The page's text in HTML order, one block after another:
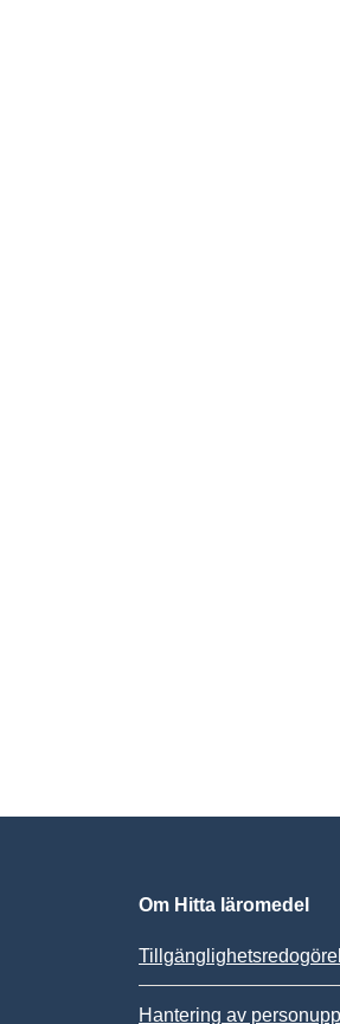
Om Hitta läromedel
Hantering av